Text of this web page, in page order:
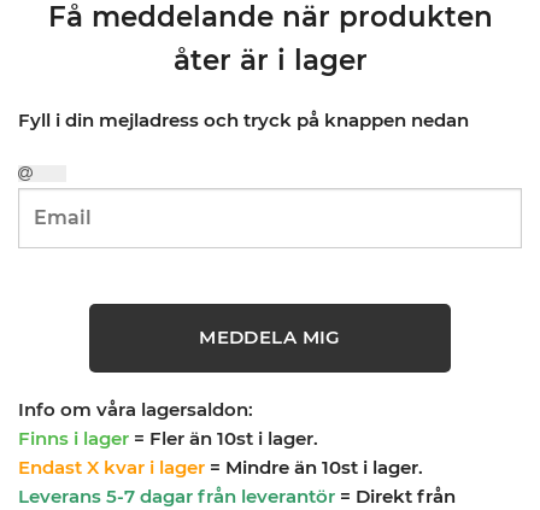
Få meddelande när produkten
åter är i lager
Fyll i din mejladress och tryck på knappen nedan
MEDDELA MIG
Info om våra lagersaldon:
Finns i lager = Fler än 10st i lager.
Endast X kvar i lager = Mindre än 10st i lager.
Leverans 5-7 dagar från leverantör = Direkt från